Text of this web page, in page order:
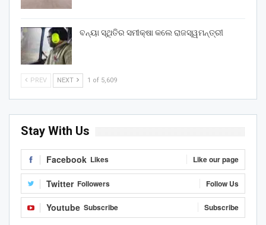
ବନ୍ୟା ସ୍ଥିତିର ସମୀକ୍ଷା କଲେ ରାଜସ୍ୱମନ୍ତ୍ରୀ
PREV NEXT 1 of 5,609
Stay With Us
Facebook Likes Like our page
Twitter Followers Follow Us
Youtube Subscribe Subscribe